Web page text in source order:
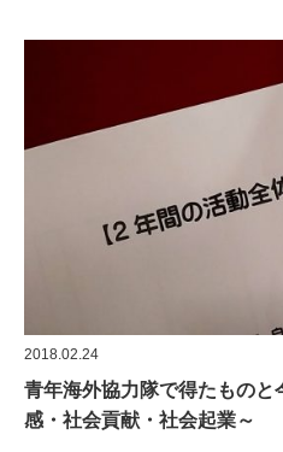
2018.02.24
青年海外協力隊で得たものと
感・社会貢献・社会起業～